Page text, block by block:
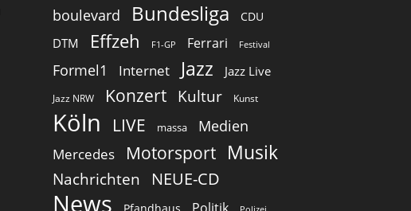
boulevard Bundesliga CDU
DTM Effzeh F1-GP Ferrari Festival
Formel1 Internet Jazz Jazz Live
Jazz NRW Konzert Kultur Kunst
Köln LIVE massa Medien
Mercedes Motorsport Musik
Nachrichten NEUE-CD
News